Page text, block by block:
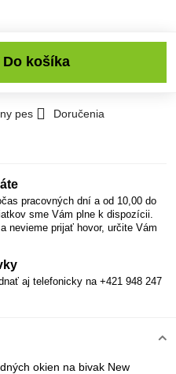
Do košíka
pes Doručenia
pracovných dní a od 10,00 do
sme Vám plne k dispozícii.
nevieme prijať hovor, určite Vám
aj telefonicky na +421 948 247
okien na bivak New